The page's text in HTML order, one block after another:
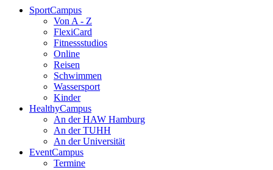
SportCampus
Von A - Z
FlexiCard
Fitnessstudios
Online
Reisen
Schwimmen
Wassersport
Kinder
HealthyCampus
An der HAW Hamburg
An der TUHH
An der Universität
EventCampus
Termine